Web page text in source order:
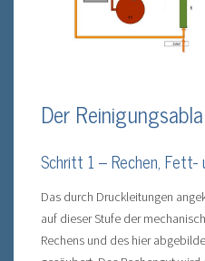
Der
Schritt 1 – Rechen, Fett-
Das durch Druckleitungen
auf dieser Stufe der
Rechens und des hier